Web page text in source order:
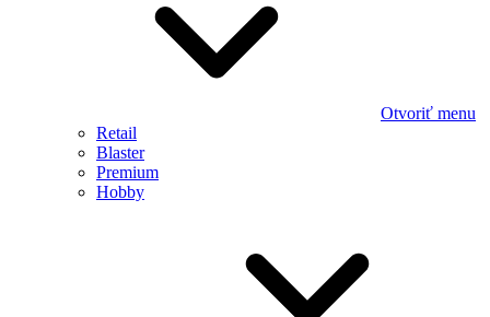
Otvoriť menu
Retail
Blaster
Premium
Hobby